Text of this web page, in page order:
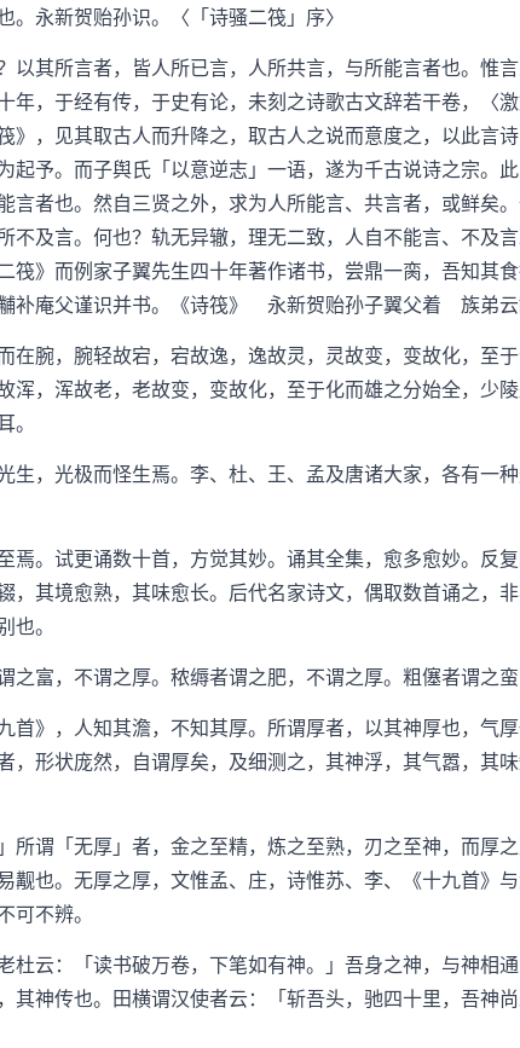
永新贺贻孙识。〈「诗骚二筏」序〉
其所言者，皆人所已言，人所共言，与所能言者也。惟
年，于经有传，于史有论，未刻之诗歌古文辞若干卷，〈
》，见其取古人而升降之，取古人之说而意度之，以此言
起予。而子舆氏「以意逆志」一语，遂为千古说诗之宗。
者也。然自三贤之外，求为人所能言、共言者，或鲜矣。
不及言。何也？轨无异辙，理无二致，人自不能言、不及
筏》而例家子翼先生四十年著作诸书，尝鼎一脔，吾知其
补庵父谨识并书。《诗筏》 永新贺贻孙子翼父着 族弟
腕，腕轻故宕，宕故逸，逸故灵，灵故变，变故化，至
，浑故老，老故变，变故化，至于化而雄之分始全，少
，光极而怪生焉。李、杜、王、孟及唐诸大家，各有一种
。试更诵数十首，方觉其妙。诵其全集，愈多愈妙。反
其境愈熟，其味愈长。后代名家诗文，偶取数首诵之，非
。
富，不谓之厚。秾缛者谓之肥，不谓之厚。粗僿者谓之蛮
》，人知其澹，不知其厚。所谓厚者，以其神厚也，气
，形状庞然，自谓厚矣，及细测之，其神浮，其气嚣，其
谓「无厚」者，金之至精，炼之至熟，刃之至神，而厚
觏也。无厚之厚，文惟孟、庄，诗惟苏、李、《十九首》
不辨。
云：「读书破万卷，下笔如有神。」吾身之神，与神相通
其神传也。田横谓汉使者云：「斩吾头，驰四十里，吾神